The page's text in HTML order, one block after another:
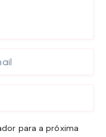
para a próxima